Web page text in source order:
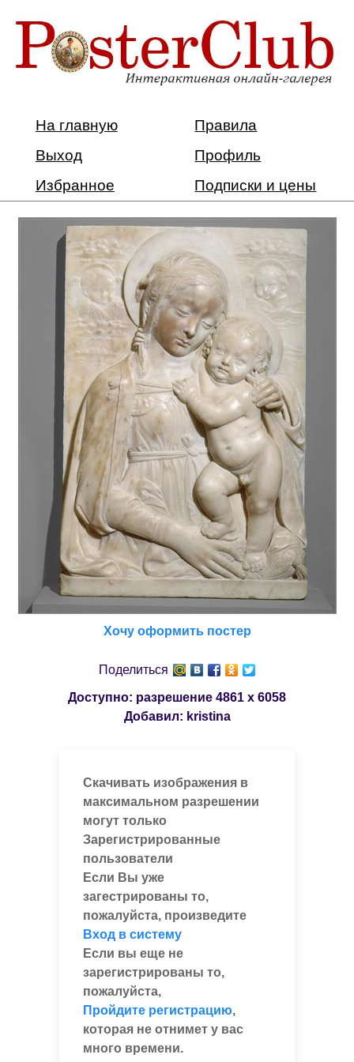
На главную
Правила
Выход
Профиль
Избранное
Подписки и цены
Хочу оформить постер
Поделиться
Доступно: разрешение 4861 x 6058
Добавил: kristina
Скачивать изображения в
максимальном разрешении
могут только
Зарегистрированные
пользователи
Если Вы уже
загестрированы то,
пожалуйста, произведите
Вход в систему
Если вы еще не
зарегистрированы то,
пожалуйста,
Пройдите регистрацию,
которая не отнимет у вас
много времени.